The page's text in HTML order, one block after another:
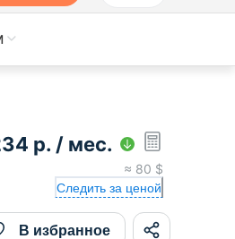
р. / мес.
≈ 80 $
Следить за ценой
В избранное